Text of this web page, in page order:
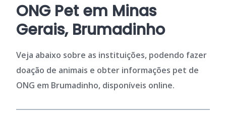
ONG Pet em Minas
Gerais, Brumadinho
Veja abaixo sobre as instituições, podendo fazer
doação de animais e obter informações pet de
ONG em Brumadinho, disponíveis online.